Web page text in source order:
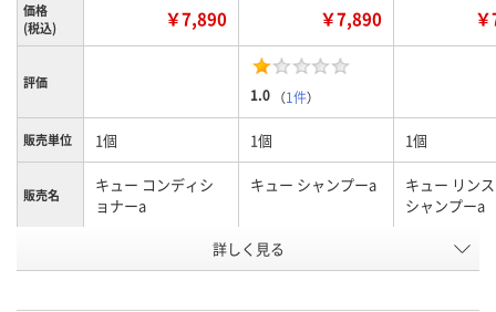
価格
(税込)
￥7,890 ￥7,890
評価
1.0 （1件）
販売単位 1個 1個 1個
販売名
キュー コンディシ
ョナーa
キュー シャンプーa
キュー リン
シャンプーa
3463131 3463150
詳しく見る